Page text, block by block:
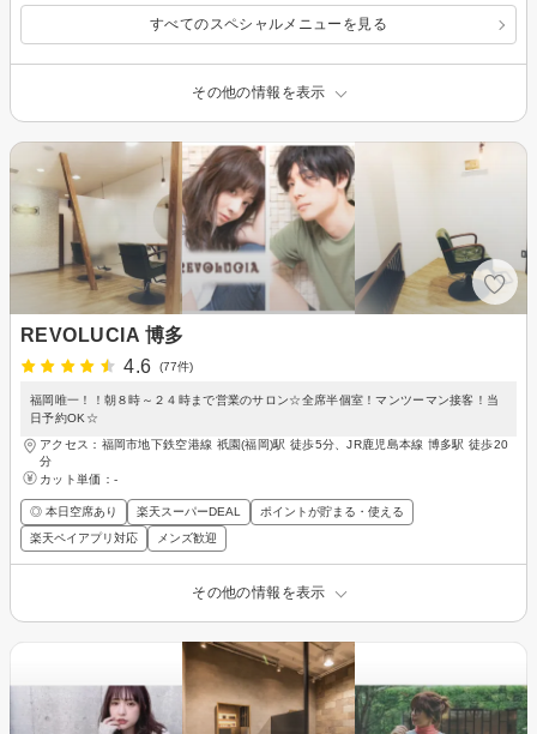
すべてのスペシャルメニューを見る
その他の情報を表示
REVOLUCIA 博多
4.6
(77件)
福岡唯一！！朝８時～２４時まで営業のサロン☆全席半個室！マンツーマン接客！当
日予約OK☆
アクセス：福岡市地下鉄空港線 祇園(福岡)駅 徒歩5分、JR鹿児島本線 博多駅 徒歩20
分
カット単価： -
◎ 本日空席あり 楽天スーパーDEAL
ポイントが貯まる・使える
楽天ペイアプリ対応
メンズ歓迎
その他の情報を表示